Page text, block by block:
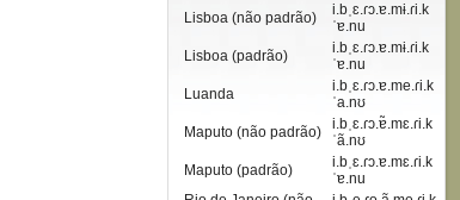
Lisboa (não padrão)
i.bˌɛ.ɾɔ.ɐ.mɨ.ɾi.k
ˈɐ.nu
Lisboa (padrão)
i.bˌɛ.ɾɔ.ɐ.mɨ.ɾi.k
ˈɐ.nu
Luanda
i.bˌɛ.ɾɔ.ɐ.me.ɾi.k
ˈa.nʊ
Maputo (não padrão)
i.bˌɛ.ɾɔ.ɐ̃.mɛ.ɾi.k
ˈã.nʊ
Maputo (padrão)
i.bˌɛ.ɾɔ.ɐ.mɛ.ɾi.k
ˈɐ.nu